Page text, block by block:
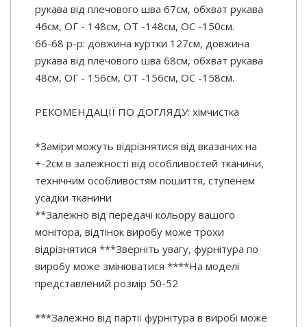
рукава від плечового шва 67см, обхват рукава
46см, ОГ - 148см, ОТ -148см, OC -150см.
66-68 р-р: довжина куртки 127см, довжина
рукава від плечового шва 68см, обхват рукава
48см, ОГ - 156см, ОТ -156см, OC -158см.
РЕКОМЕНДАЦІЇ ПО ДОГЛЯДУ: хімчистка
*Заміри можуть відрізнятися від вказаних на
+-2см в залежності від особливостей тканини,
технічним особливостям пошиття, ступенем
усадки тканини
**Залежно від передачі кольору вашого
монітора, відтінок виробу може трохи
відрізнятися ***Зверніть увагу, фурнітура по
виробу може змінюватися ****На моделі
представлений розмір 50-52
***Залежно від партії фурнітура в виробі може